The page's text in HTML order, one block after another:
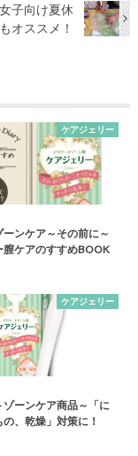
子向け夏休
オススメ！
ケアジェリー
ンケア～その前に～
膣ケアのすすめBOOK
ケアジェリー
ゾーンケア商品～「に
、乾燥」対策に！